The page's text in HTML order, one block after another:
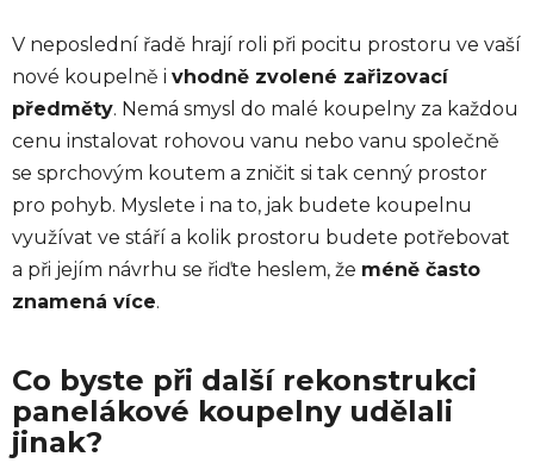
V neposlední řadě hrají roli při pocitu prostoru ve vaší
nové koupelně i vhodně zvolené zařizovací
předměty. Nemá smysl do malé koupelny za každou
cenu instalovat rohovou vanu nebo vanu společně
se sprchovým koutem a zničit si tak cenný prostor
pro pohyb. Myslete i na to, jak budete koupelnu
využívat ve stáří a kolik prostoru budete potřebovat
a při jejím návrhu se řiďte heslem, že méně často
znamená více.
Co byste při další rekonstrukci
panelákové koupelny udělali
jinak?